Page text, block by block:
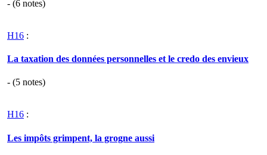
- (6 notes)
H16 :
La taxation des données personnelles et le credo des envieux
- (5 notes)
H16 :
Les impôts grimpent, la grogne aussi